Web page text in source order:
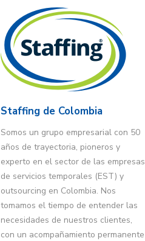
Staffing de Colombia
Somos un grupo empresarial con 50
años de trayectoria, pioneros y
experto en el sector de las empresas
de servicios temporales (EST) y
outsourcing en Colombia. Nos
tomamos el tiempo de entender las
necesidades de nuestros clientes,
con un acompañamiento permanente